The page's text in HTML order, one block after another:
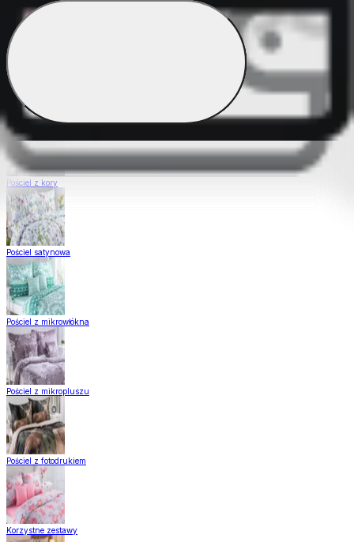
Pościel Dual Feel
Pościel z gładkiej bawełny
Pościel z kory
Pościel satynowa
Pościel z mikrowłókna
Pościel z mikropluszu
Pościel z fotodrukiem
Korzystne zestawy